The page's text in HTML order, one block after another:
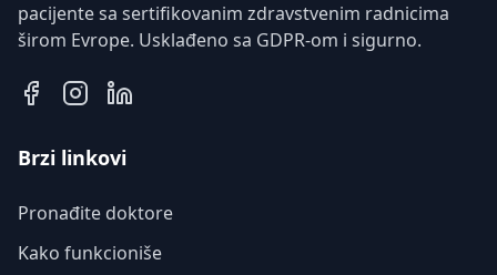
pacijente sa sertifikovanim zdravstvenim radnicima
širom Evrope. Usklađeno sa GDPR-om i sigurno.
Brzi linkovi
Pronađite doktore
Kako funkcioniše